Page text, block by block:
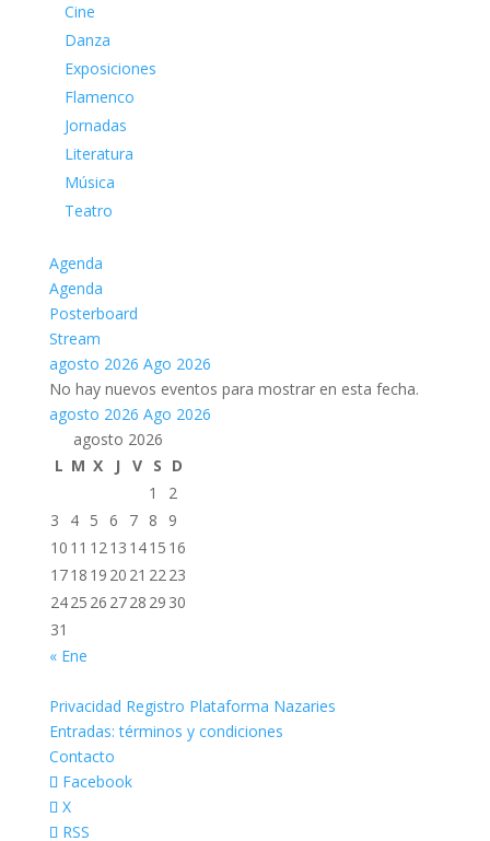
Cine
Danza
Exposiciones
Flamenco
Jornadas
Literatura
Música
Teatro
Agenda
Agenda
Posterboard
Stream
agosto 2026 Ago 2026
No hay nuevos eventos para mostrar en esta fecha.
agosto 2026 Ago 2026
agosto 2026
L M X J V S D
1
2
3
4 5 6 7 8
9
10 11 1213 1415 16
1718 19 20 21 2223
2425 26 2728 29 30
31
« Ene
Privacidad Registro Plataforma Nazaries
Entradas: términos y condiciones
Contacto
Facebook
X
RSS